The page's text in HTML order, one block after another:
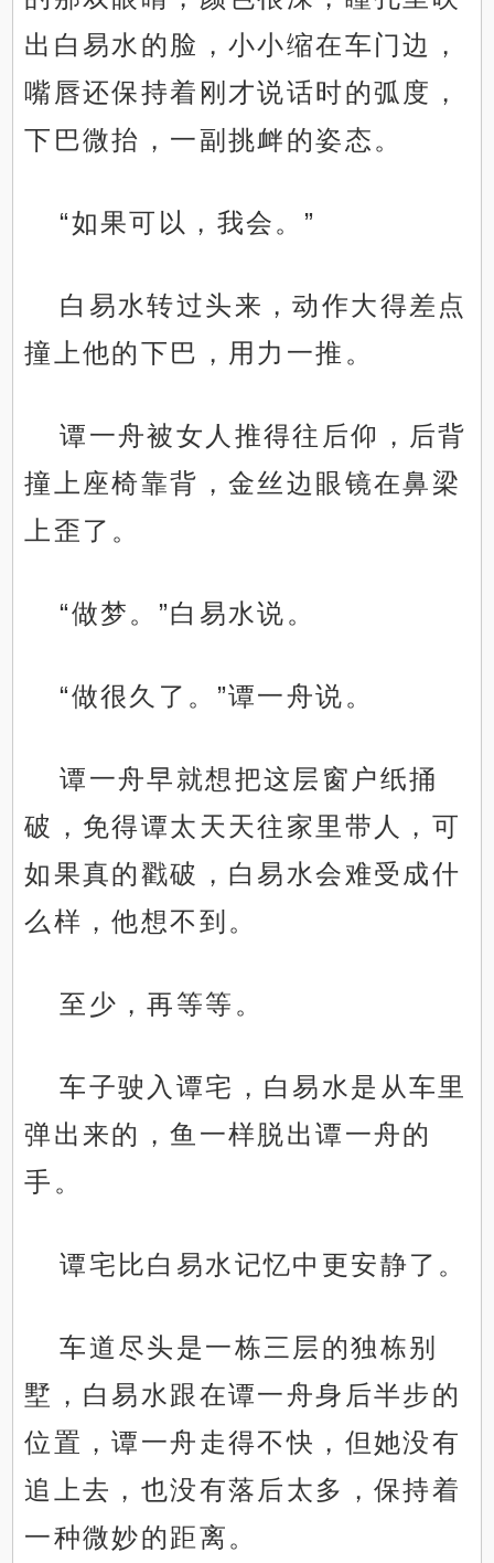
出白易水的脸，小小缩在车门边，
嘴唇还保持着刚才说话时的弧度，
下巴微抬，一副挑衅的姿态。
“如果可以，我会。”
白易水转过头来，动作大得差点
撞上他的下巴，用力一推。
谭一舟被女人推得往后仰，后背
撞上座椅靠背，金丝边眼镜在鼻梁
上歪了。
“做梦。”白易水说。
“做很久了。”谭一舟说。
谭一舟早就想把这层窗户纸捅
破，免得谭太天天往家里带人，可
如果真的戳破，白易水会难受成什
么样，他想不到。
至少，再等等。
车子驶入谭宅，白易水是从车里
弹出来的，鱼一样脱出谭一舟的
手。
谭宅比白易水记忆中更安静了。
车道尽头是一栋三层的独栋别
墅，白易水跟在谭一舟身后半步的
位置，谭一舟走得不快，但她没有
追上去，也没有落后太多，保持着
一种微妙的距离。